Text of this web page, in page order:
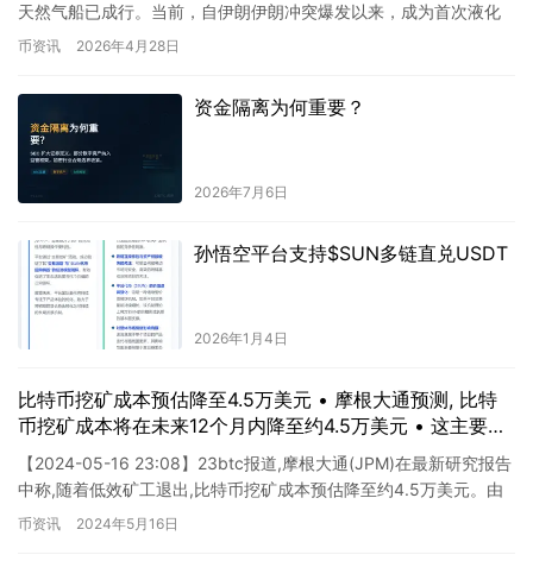
天然气船已成行。当前，自伊朗伊朗冲突爆发以来，成为首次液化
天然气舰队通过该海峡的航行。具体背景仍待公布。
币资讯 2026年4月28日
资金隔离为何重要？
2026年7月6日
孙悟空平台支持$SUN多链直兑USDT
2026年1月4日
比特币挖矿成本预估降至4.5万美元 • 摩根大通预测, 比特
币挖矿成本将在未来12个月内降至约4.5万美元 • 这主要是
由于挖矿设备价格下降和矿工效率提升所致 • 预计比特币
价格将保持在4.5万美元左右, 这将使矿工获得一定利润 •
总的来说, 比特币挖矿行业正在变得更加高效和可持续
【2024-05-16 23:08】23btc报道,摩根大通(JPM)在最新研究报告
中称,随着低效矿工退出,比特币挖矿成本预估降至约4.5万美元。由
于无利可图的矿工退出网络,减半后…
币资讯 2024年5月16日